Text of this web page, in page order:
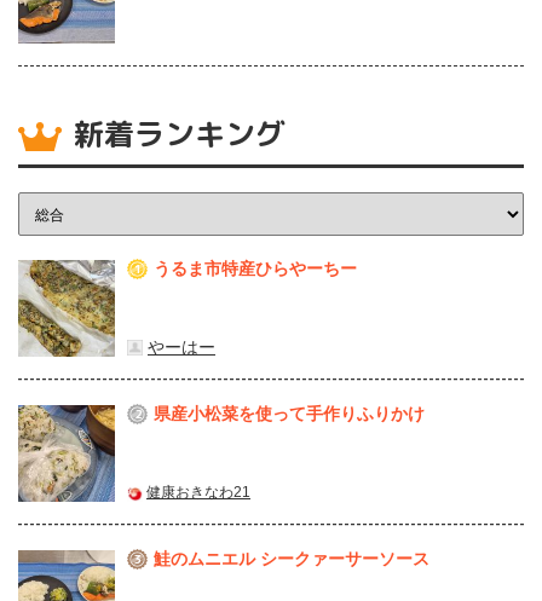
新着ランキング
1 うるま市特産ひらやーちー
やーはー
2 県産⼩松菜を使って⼿作りふりかけ
健康おきなわ21
3 鮭のムニエル シークァーサーソース